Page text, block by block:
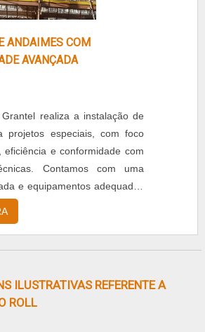
ANDAIMES COM
AVANÇADA
realiza a instalação de
projetos especiais, com foco
eficiência e conformidade com
Contamos com uma
e equipamentos adequados
necessidades específicas de
priorizando a qualidade e a
ILUSTRATIVAS REFERENTE A
ROLL